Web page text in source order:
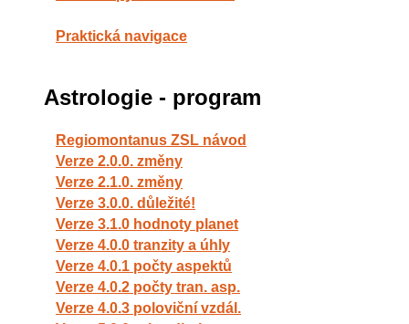
Praktická navigace
Astrologie - program
Regiomontanus ZSL návod
Verze 2.0.0. změny
Verze 2.1.0. změny
Verze 3.0.0. důležité!
Verze 3.1.0 hodnoty planet
Verze 4.0.0 tranzity a úhly
Verze 4.0.1 počty aspektů
Verze 4.0.2 počty tran. asp.
Verze 4.0.3 poloviční vzdál.